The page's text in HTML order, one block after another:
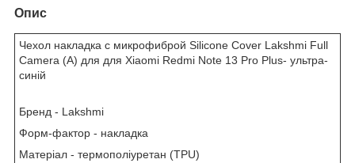
Опис
Чехол накладка с микрофиброй Silicone Cover Lakshmi Full
Camera (A) для для Xiaomi Redmi Note 13 Pro Plus- ультра-
синій
Бренд - Lakshmi
Форм-фактор - накладка
Матеріал - термополіуретан (TPU)